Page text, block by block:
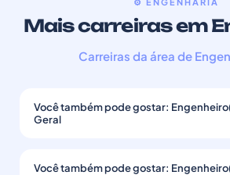
Mais carreiras em
Carreiras da área de
Você também pode gostar:
Geral
Você também pode gostar: